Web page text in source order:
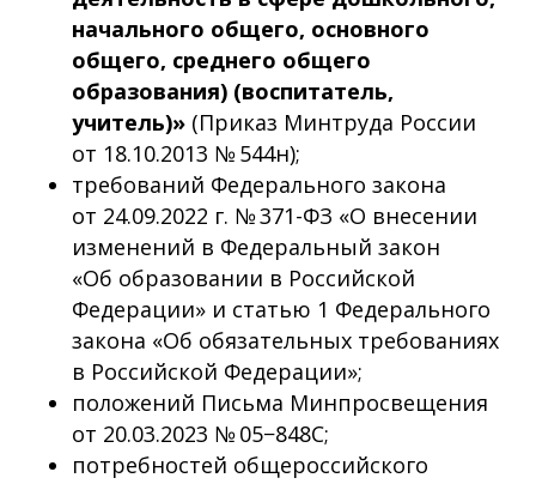
начального общего, основного
общего, среднего общего
образования) (воспитатель,
учитель)» (Приказ Минтруда России
от 18.10.2013 № 544н);
требований Федерального закона
от 24.09.2022 г. № 371-ФЗ «О внесении
изменений в Федеральный закон
«Об образовании в Российской
Федерации» и статью 1 Федерального
закона «Об обязательных требованиях
в Российской Федерации»;
положений Письма Минпросвещения
от 20.03.2023 № 05−848С;
потребностей общероссийского